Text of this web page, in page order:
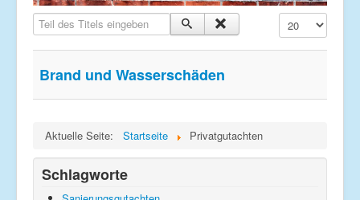
Restaurierung
Sanierungsgutachten
Datenschutz
Teil des Titels eingeben Anzeige #
Brand und Wasserschäden
Aktuelle Seite: Startseite Privatgutachten
Schlagworte